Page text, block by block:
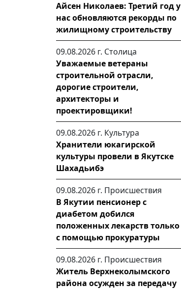
Айсен Николаев: Третий год у
нас обновляются рекорды по
жилищному строительству
09.08.2026 г. Столица
Уважаемые ветераны
строительной отрасли,
дорогие строители,
архитекторы и
проектировщики!
09.08.2026 г. Культура
Хранители юкагирской
культуры провели в Якутске
Шахадьибэ
09.08.2026 г. Происшествия
В Якутии пенсионер с
диабетом добился
положенных лекарств только
с помощью прокуратуры
09.08.2026 г. Происшествия
Житель Верхнеколымского
района осужден за передачу